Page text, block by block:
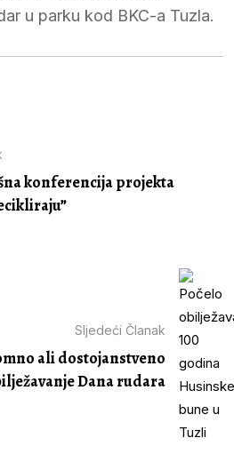
u parku kod BKC-a Tuzla.
konferencija projekta
Sljedeći Članak
ali dostojanstveno
Dana rudara